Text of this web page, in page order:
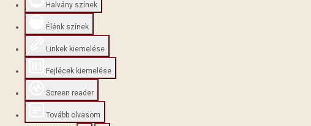
Halvány színek
Élénk színek
Linkek kiemelése
Fejlécek kiemelése
Screen reader
Tovább olvasom